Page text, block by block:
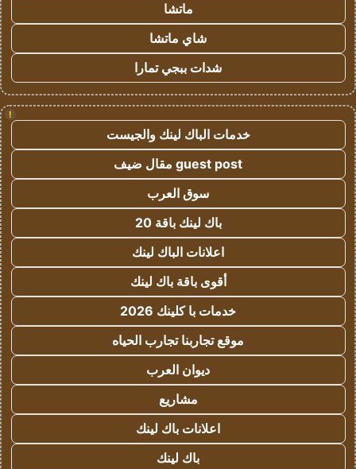
ماتشا
شاي ماتشا
شدات ببجي تمارا
!
خدمات الباك لينك والجيست
guest post مقال ضيف
سوق العرب
باك لينك باقة 20
اعلانات الباك لينك
أقوى باقة باك لينك
خدمات با كلينك 2026
موقع تجاربنا تجارب الحياه
ديوان العرب
مشاريع
اعلانات باك لينك
باك لينك